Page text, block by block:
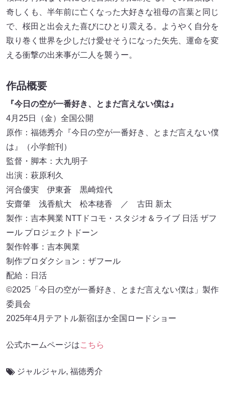
奇しくも、半年前に亡くなった大好きな祖母の言葉と同じ
で、桜田と出会えた喜びにひとり震える。ようやく自分を
取り巻く世界を少しだけ愛せそうになった矢先、運命を変
える衝撃の出来事が二人を襲うー。
作品概要
『今日の空が一番好き、とまだ言えない僕は』
4月25日（金）全国公開
原作：福徳秀介『今日の空が一番好き、とまだ言えない僕
は』（小学館刊）
監督・脚本：大九明子
出演：萩原利久
河合優実 伊東蒼 黒崎煌代
安齋肇 浅香航大 松本穂香 ／ 古田 新太
製作：吉本興業 NTTドコモ・スタジオ＆ライブ 日活 ザフ
ール プロジェクトドーン
製作幹事：吉本興業
制作プロダクション：ザフール
配給：日活
©2025「今日の空が一番好き、とまだ言えない僕は」製作
委員会
2025年4月テアトル新宿ほか全国ロードショー
公式ホームページはこちら
ジャルジャル, 福徳秀介